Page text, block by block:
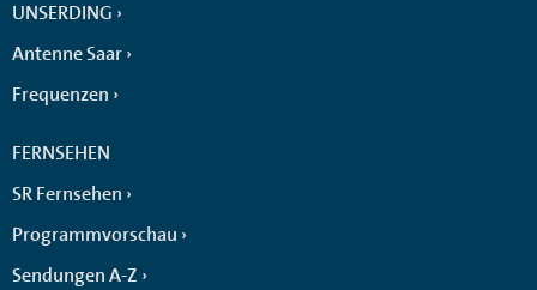
UNSERDING
Antenne Saar
Frequenzen
FERNSEHEN
SR Fernsehen
Programmvorschau
Sendungen A-Z